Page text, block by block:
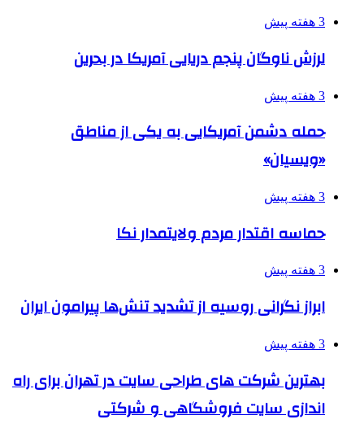
3 هفته پیش
لرزش ناوگان پنجم دریایی آمریکا در بحرین
3 هفته پیش
حمله دشمن آمریکایی به یکی از مناطق
«ویسیان»
3 هفته پیش
حماسه اقتدار مردم ولایتمدار نکا
3 هفته پیش
ابراز نگرانی روسیه از تشدید تنش‌ها پیرامون ایران
3 هفته پیش
بهترین شرکت های طراحی سایت در تهران برای راه
اندازی سایت فروشگاهی و شرکتی